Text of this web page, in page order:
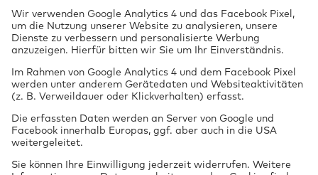
Prüfung
vor Ort
Öffnungszeiten
Mo-Fr:08.00-12.00 Uhr
Mo-Fr.: 13.00-17.00 Uhr